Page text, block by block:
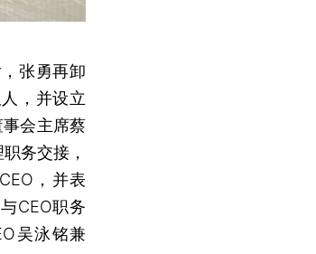
张勇再卸
，并设立
会主席蔡
务交接，
，并表
CEO职务
吴泳铭兼